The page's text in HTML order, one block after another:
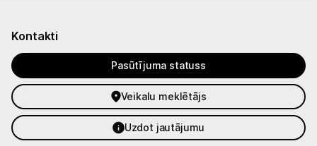
Informācija
Kontakti
Pasūtījuma statuss
Veikalu meklētājs
Uzdot jautājumu